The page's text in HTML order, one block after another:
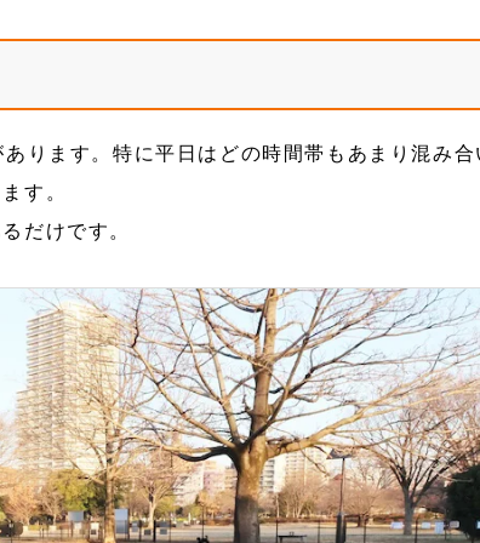
ります。特に平日はどの時間帯もあまり混み合
す。
だけです。